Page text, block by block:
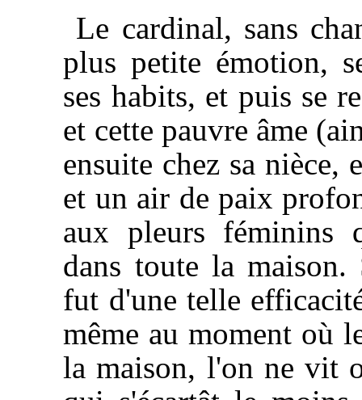
Le cardinal, sans
plus petite émotion,
ses habits, et puis se
et cette pauvre âme
ensuite chez sa nièce,
et un air de paix
aux pleurs féminins
dans toute la maison.
fut d'une telle
même au moment où
la maison, l'on ne vit